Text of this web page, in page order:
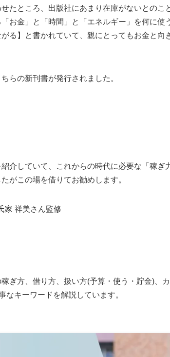
たところ、出版社にあまり在庫がないとのこ
お金」と「時間」と「エネルギー」を何に使
る】と書かれていて、親にとってもお金と向
らの新刊書が発行されました。
介していて、これからの時代に必要な「稼ぎ
がこの場を借りてお勧めします。
家 祥美さん監修
ぎ方、借り方、扱い方(予算・使う・貯金)、
なキーワードを解説しています。